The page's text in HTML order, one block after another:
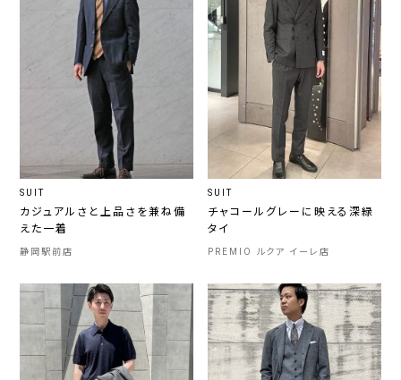
SUIT
カジュアルさと上品さを兼ね備
えた一着
静岡駅前店
SUIT
チャコールグレーに映える深緑
タイ
PREMIO ルクア イーレ店